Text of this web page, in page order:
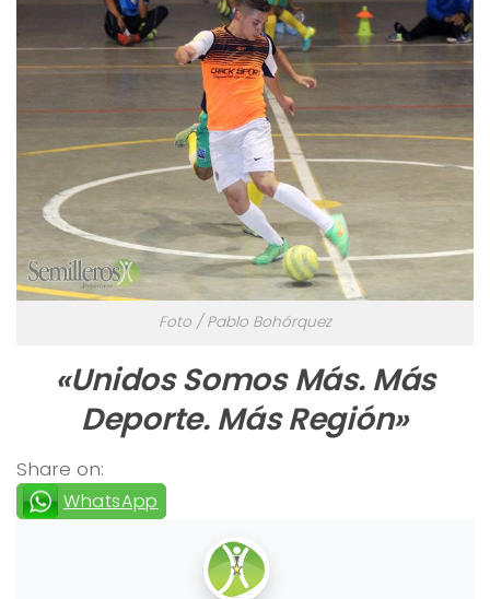
Foto / Pablo Bohórquez
«Unidos Somos Más. Más
Deporte. Más Región»
Share on:
WhatsApp